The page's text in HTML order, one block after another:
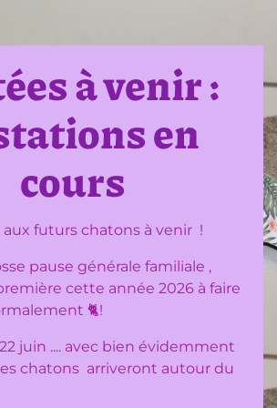
à venir :
en
cours
futurs chatons à venir !
pause générale familiale ,
cette année 2026 à faire
🐈!
juin .... avec bien évidemment
chatons arriveront autour du